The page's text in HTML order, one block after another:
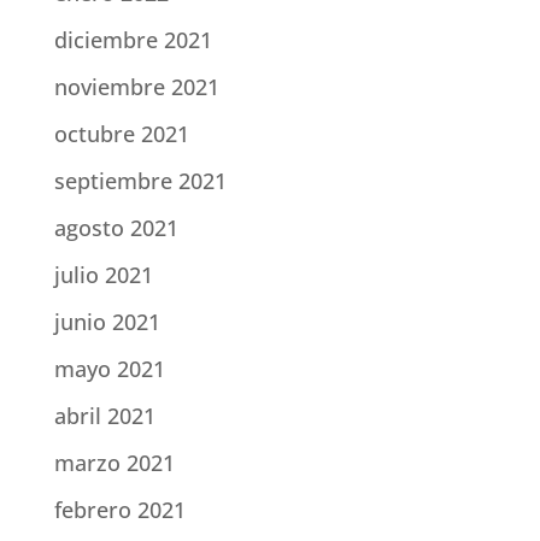
diciembre 2021
noviembre 2021
octubre 2021
septiembre 2021
agosto 2021
julio 2021
junio 2021
mayo 2021
abril 2021
marzo 2021
febrero 2021